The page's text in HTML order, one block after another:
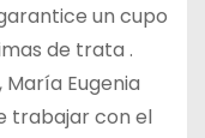
un cupo
de trata .
Eugenia
trabajar con el